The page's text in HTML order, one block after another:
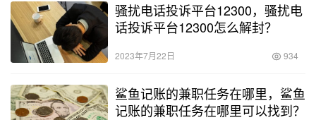
骚扰电话投诉平台12300，骚扰电
话投诉平台12300怎么解封？
2023年7月22日 934
鲨鱼记账的兼职任务在哪里，鲨鱼
记账的兼职任务在哪里可以找到？